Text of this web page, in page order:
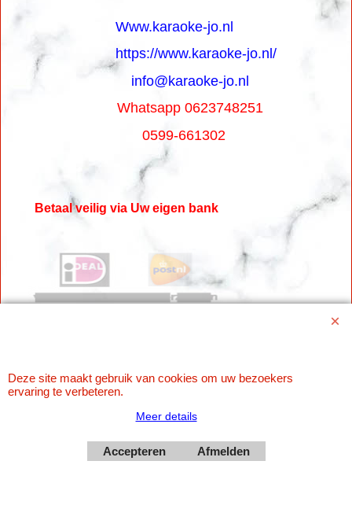
Www.karaoke-jo.nl
https://www.karaoke-jo.nl/
info@karaoke-jo.nl
Whatsapp 0623748251
0599-661302
Betaal veilig via Uw eigen bank
software.
Deze site maakt gebruik van cookies om uw bezoekers
ervaring te verbeteren.
Meer details
Accepteren Afmelden